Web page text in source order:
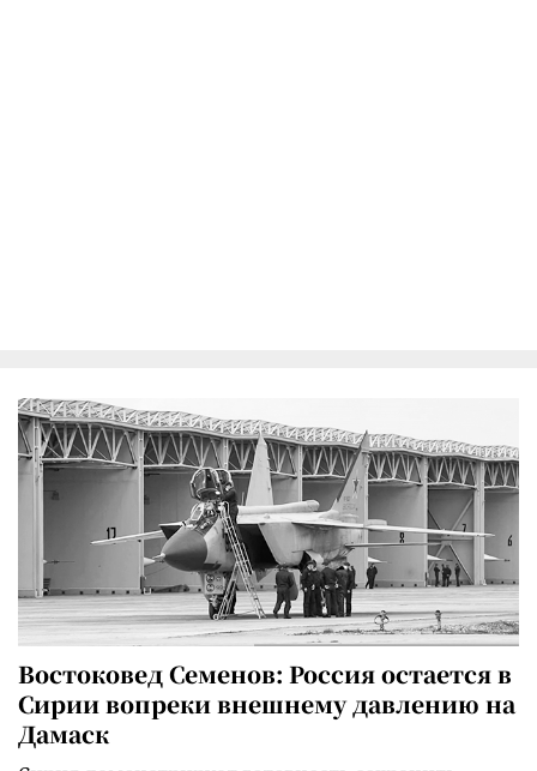
Востоковед Семенов: Россия остается в
Сирии вопреки внешнему давлению на
Дамаск